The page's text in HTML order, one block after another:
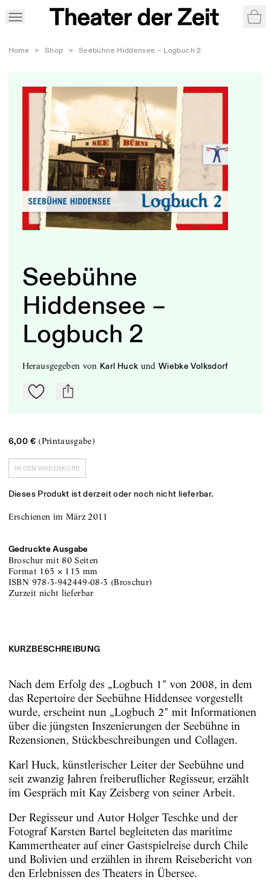
Home > Shop > Seebühne Hiddensee – Logbuch 2
Seebühne
Hiddensee –
Logbuch 2
herausgegeben von Karl Huck und Wiebke Volksdorf
Zu Mein-TdZ hinzufügen
mail
6,00 €(Printausgabe)
IN DEN WARENKORB
Dieses Produkt ist derzeit oder noch nicht lieferbar.
Erschienen im März 2011
Gedruckte Ausgabe
Broschur mit 80 Seiten
Format 165 × 115 mm
ISBN 978-3-942449-08-3 (Broschur)
zurzeit nicht lieferbar
KURZBESCHREIBUNG
Nach dem Erfolg des „Logbuch 1" von 2008, in dem
das Repertoire der Seebühne Hiddensee vorgestellt
wurde, erscheint nun „Logbuch 2" mit Informationen
über die jüngsten Inszenierungen der Seebühne in
Rezensionen, Stückbeschreibungen und Collagen.
Karl Huck, künstlerischer Leiter der Seebühne und
seit zwanzig Jahren freiberuflicher Regisseur, erzählt
im Gespräch mit Kay Zeisberg von seiner Arbeit.
Der Regisseur und Autor Holger Teschke und der
Fotograf Karsten Bartel begleiteten das maritime
Kammertheater auf einer Gastspielreise durch Chile
und Bolivien und erzählen in ihrem Reisebericht von
den Erlebnissen des Theaters in Übersee.